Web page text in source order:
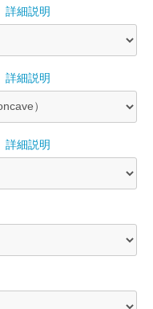
詳細説明
詳細説明
詳細説明